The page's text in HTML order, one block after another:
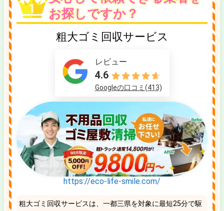
お探しですか？
粗大ゴミ回収サービス
レビュー
4.6
Googleの口コミ(413)
https://eco-life-smile.com/
粗大ゴミ回収サービスは、一都三県を対象に最短25分で駆